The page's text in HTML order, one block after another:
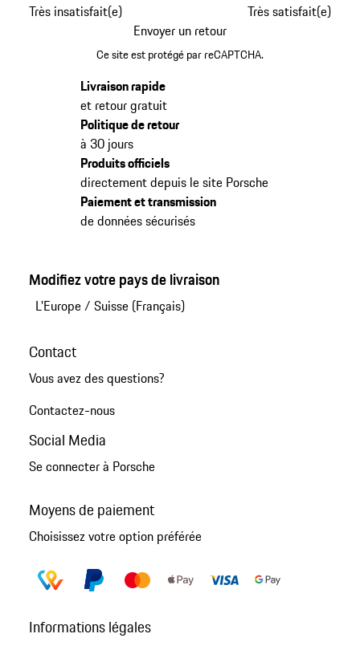
Très insatisfait(e)
Très satisfait(e)
Envoyer un retour
Ce site est protégé par reCAPTCHA.
Livraison rapide
et retour gratuit
Politique de retour
à 30 jours
Produits officiels
directement depuis le site Porsche
Paiement et transmission
de données sécurisés
Modifiez votre pays de livraison
L'Europe/ Suisse (Français)
Contact
Vous avez des questions?
Contactez-nous
Social Media
Se connecter à Porsche
Moyens de paiement
Choisissez votre option préférée
Informations légales